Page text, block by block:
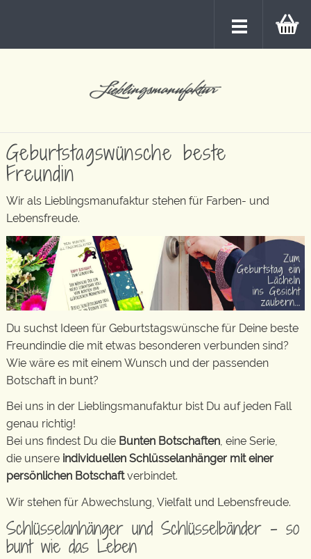
Geburtstagswünsche beste
Freundin
Wir als Lieblingsmanufaktur stehen für Farben- und
Lebensfreude.
Du suchst Ideen für Geburtstagswünsche für Deine beste
Freundindie die mit etwas besonderen verbunden sind?
Wie wäre es mit einem Wunsch und der passenden
Botschaft in bunt?
Bei uns in der Lieblingsmanufaktur bist Du auf jeden Fall
genau richtig!
Bei uns findest Du die Bunten Botschaften, eine Serie,
die unsere individuellen Schlüsselanhänger mit einer
persönlichen Botschaftverbindet.
Wir stehen für Abwechslung, Vielfalt und Lebensfreude.
Schlüsselanhänger und Schlüsselbänder – so
bunt wie das Leben